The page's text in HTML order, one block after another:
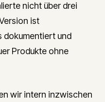
nicht über drei
ist
dokumentiert und
Produkte ohne
wir intern inzwischen